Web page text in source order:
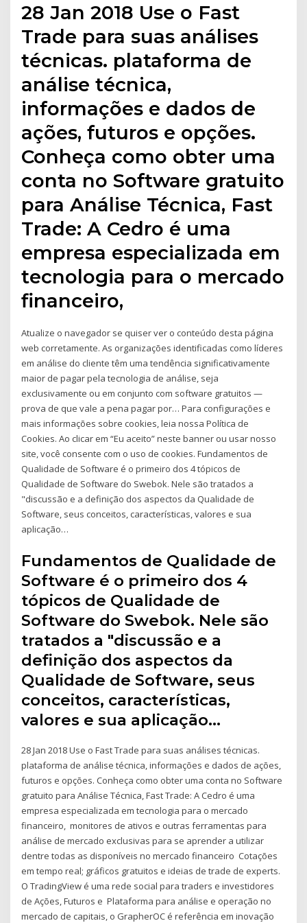
28 Jan 2018 Use o Fast
Trade para suas análises
técnicas. plataforma de
análise técnica,
informações e dados de
ações, futuros e opções.
Conheça como obter uma
conta no Software gratuito
para Análise Técnica, Fast
Trade: A Cedro é uma
empresa especializada em
tecnologia para o mercado
financeiro,
Atualize o navegador se quiser ver o conteúdo desta página
web corretamente. As organizações identificadas como líderes
em análise do cliente têm uma tendência significativamente
maior de pagar pela tecnologia de análise, seja
exclusivamente ou em conjunto com software gratuitos —
prova de que vale a pena pagar por… Para configurações e
mais informações sobre cookies, leia nossa Política de
Cookies. Ao clicar em “Eu aceito” neste banner ou usar nosso
site, você consente com o uso de cookies. Fundamentos de
Qualidade de Software é o primeiro dos 4 tópicos de
Qualidade de Software do Swebok. Nele são tratados a
"discussão e a definição dos aspectos da Qualidade de
Software, seus conceitos, características, valores e sua
aplicação…
Fundamentos de Qualidade de
Software é o primeiro dos 4
tópicos de Qualidade de
Software do Swebok. Nele são
tratados a "discussão e a
definição dos aspectos da
Qualidade de Software, seus
conceitos, características,
valores e sua aplicação…
28 Jan 2018 Use o Fast Trade para suas análises técnicas.
plataforma de análise técnica, informações e dados de ações,
futuros e opções. Conheça como obter uma conta no Software
gratuito para Análise Técnica, Fast Trade: A Cedro é uma
empresa especializada em tecnologia para o mercado
financeiro, monitores de ativos e outras ferramentas para
análise de mercado exclusivas para se aprender a utilizar
dentre todas as disponíveis no mercado financeiro Cotações
em tempo real; gráficos gratuitos e ideias de trade de experts.
O TradingView é uma rede social para traders e investidores
de Ações, Futuros e Plataforma para análise e operação no
mercado de capitais, o GrapherOC é referência em inovação